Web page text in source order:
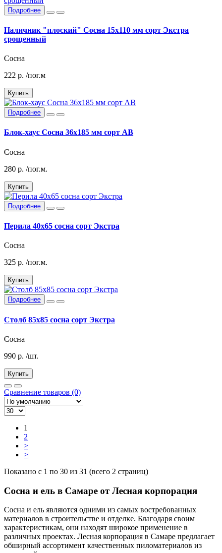
Подробнее
Наличник "плоский" Сосна 15х110 мм сорт Экстра
срощенный
Сосна
222 р. /пог.м
Купить
Подробнее
Блок-хаус Сосна 36х185 мм сорт АВ
Сосна
280 р. /пог.м.
Купить
Подробнее
Перила 40х65 сосна сорт Экстра
Сосна
325 р. /пог.м.
Купить
Подробнее
Столб 85х85 сосна сорт Экстра
Сосна
990 р. /шт.
Купить
Сравнение товаров (0)
1
2
>
>|
Показано с 1 по 30 из 31 (всего 2 страниц)
Сосна и ель в Самаре от Лесная корпорация
Сосна и ель являются одними из самых востребованных
материалов в строительстве и отделке. Благодаря своим
характеристикам, они находят широкое применение в
различных проектах. Лесная корпорация в Самаре предлагает
обширный ассортимент качественных пиломатериалов из